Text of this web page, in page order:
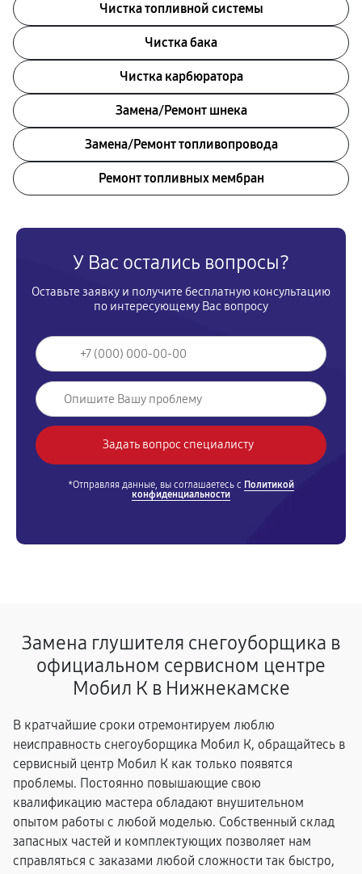
Чистка топливной системы
Чистка бака
Чистка карбюратора
Замена/Pемонт шнека
Замена/Pемонт топливопровода
Ремонт топливных мембран
У Вас остались вопросы?
Оставьте заявку и получите бесплатную консультацию
по интересующему Вас вопросу
*Отправляя данные, вы соглашаетесь с Политикой
конфиденциальности
Замена глушителя снегоуборщика в
официальном сервисном центре
Мобил К в Нижнекамске
В кратчайшие сроки отремонтируем люблю
неисправность снегоуборщика Мобил К, обращайтесь в
сервисный центр Мобил К как только появятся
проблемы. Постоянно повышающие свою
квалификацию мастера обладают внушительном
опытом работы с любой моделью. Собственный склад
запасных частей и комплектующих позволяет нам
справляться с заказами любой сложности так быстро,